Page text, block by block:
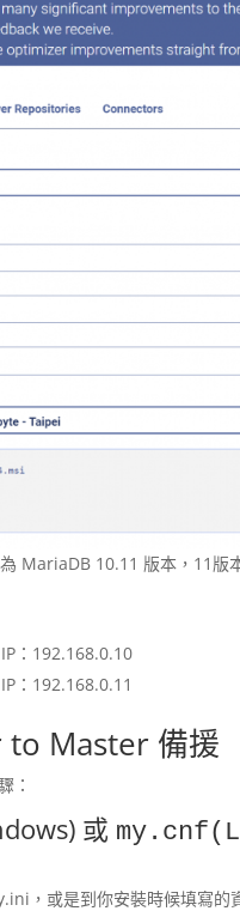
MariaDB 10.11 版本，11版
：192.168.0.10
：192.168.0.11
to Master 備援
：
或
，或是到你安裝時候填寫